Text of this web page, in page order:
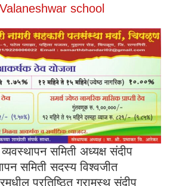
school
समिती अध्यक्ष संदीप
समिती सदस्य विश्वजीत
प्रतिष्ठित ग्रामस्थ संदीप